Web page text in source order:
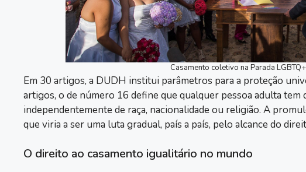
Casamento coletivo na Parada
Em 30 artigos, a DUDH institui parâmetros para a proteção
artigos, o de número 16 define que qualquer pessoa adulta
independentemente de raça, nacionalidade ou religião. A
que viria a ser uma luta gradual, país a país, pelo alcance do
O direito ao casamento igualitário no mundo